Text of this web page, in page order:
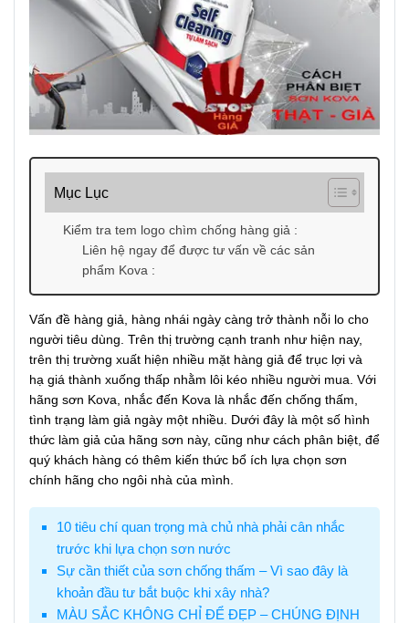
Mục Lục
Kiểm tra tem logo chìm chống hàng giả :
Liên hệ ngay để được tư vấn về các sản
phẩm Kova :
Vấn đề hàng giả, hàng nhái ngày càng trở thành nỗi lo cho
người tiêu dùng. Trên thị trường cạnh tranh như hiện nay,
trên thị trường xuất hiện nhiều mặt hàng giả để trục lợi và
hạ giá thành xuống thấp nhằm lôi kéo nhiều người mua. Với
hãng sơn Kova, nhắc đến Kova là nhắc đến chống thấm,
tình trạng làm giả ngày một nhiều. Dưới đây là một số hình
thức làm giả của hãng sơn này, cũng như cách phân biệt, để
quý khách hàng có thêm kiến thức bổ ích lựa chọn sơn
chính hãng cho ngôi nhà của mình.
10 tiêu chí quan trọng mà chủ nhà phải cân nhắc
trước khi lựa chọn sơn nước
Sự cần thiết của sơn chống thấm – Vì sao đây là
khoản đầu tư bắt buộc khi xây nhà?
MÀU SẮC KHÔNG CHỈ ĐỂ ĐẸP – CHÚNG ĐỊNH